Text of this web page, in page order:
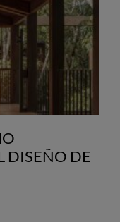
DISEÑO DE